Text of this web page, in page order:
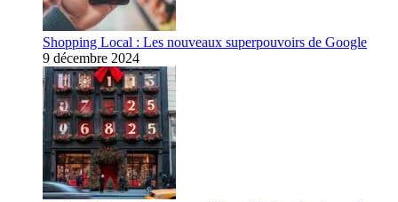
Shopping Local : Les nouveaux superpouvoirs de Google
9 décembre 2024